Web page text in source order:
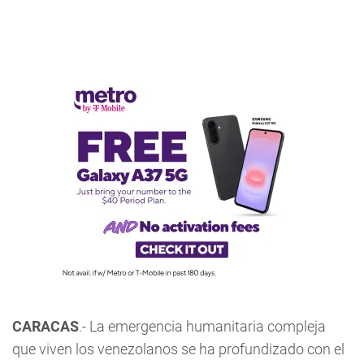
CARACAS.- La emergencia humanitaria compleja
que viven los venezolanos se ha profundizado con el